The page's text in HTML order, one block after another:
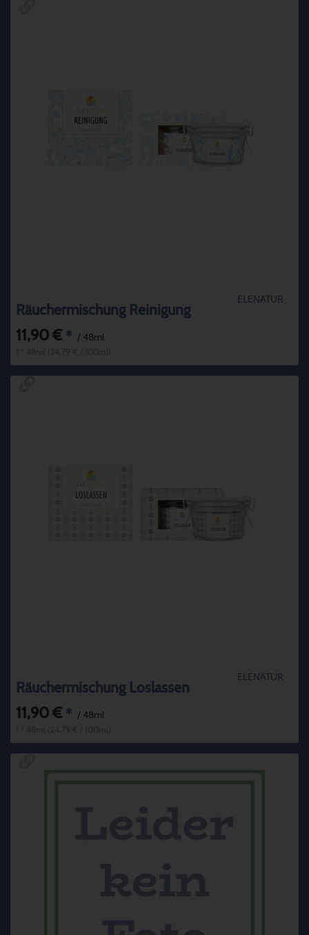
ELENATUR
Räuchermischung Reinigung
11,90 € * / 48ml
ELENATUR
Räuchermischung Loslassen
11,90 € * / 48ml